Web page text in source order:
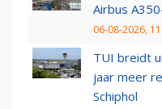
Airbus
06-08-2026,
TUI breidt
jaar meer
Schiphol